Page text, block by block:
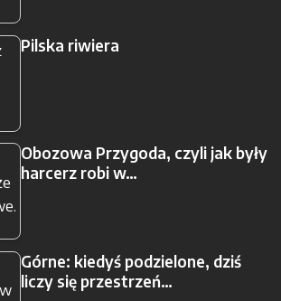
Pilska riwiera
Obozowa Przygoda, czyli jak były
harcerz robi w…
Górne: kiedyś podzielone, dziś
liczy się przestrzeń…